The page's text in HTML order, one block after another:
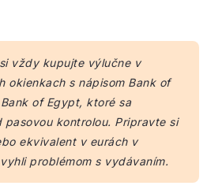
vždy kupujte výlučne v
okienkach s nápisom Bank of
of Egypt, ktoré sa
pasovou kontrolou. Pripravte si
ekvivalent v eurách v
problémom s vydávaním.